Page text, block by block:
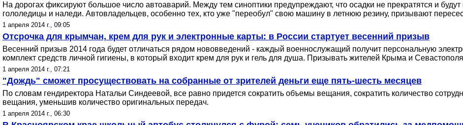
На дорогах фиксируют большое число автоаварий. Между тем синоптики предупреждают, что осадки не прекратятся и
гололедицы и наледи. Автовладельцев, особенно тех, кто уже "переобул" свою машину в летнюю резину, призывают
1 апреля 2014 г., 09:05
Отсрочка для крымчан, крем для рук и электронные карты: в России стартует весенний призыв
Весенний призыв 2014 года будет отличаться рядом нововведений - каждый военнослужащий получит персональную
комплект средств личной гигиены, в который входит крем для рук и гель для душа. Призывать жителей Крыма и Севастополя
1 апреля 2014 г., 07:21
"Дождь" сможет просуществовать на собранные от зрителей деньги еще пять-шесть месяцев
По словам гендиректора Натальи Синдеевой, все равно придется сократить объемы вещания, сократить количество
вещания, уменьшив количество оригинальных передач.
1 апреля 2014 г., 06:30